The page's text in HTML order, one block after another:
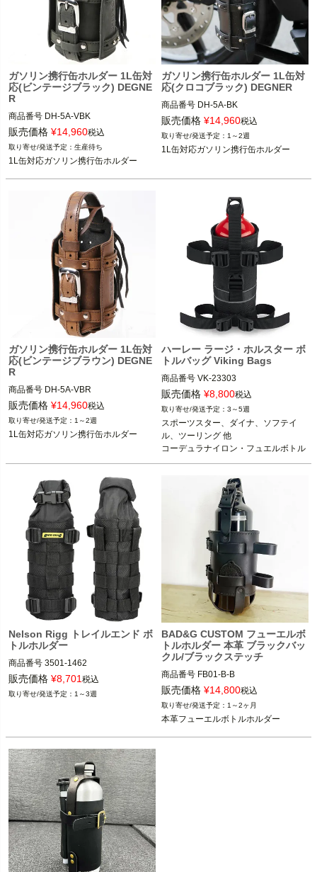
ガソリン携行缶ホルダー 1L缶対
応(ビンテージブラック) DEGNE
R
商品番号 DH-5A-VBK
販売価格 ¥14,960税込
生産待ち
1L缶対応ガソリン携行缶ホルダー
ガソリン携行缶ホルダー 1L缶対
応(クロコブラック) DEGNER
商品番号 DH-5A-BK
販売価格 ¥14,960税込
1～2週
1L缶対応ガソリン携行缶ホルダー
ガソリン携行缶ホルダー 1L缶対
応(ビンテージブラウン) DEGNE
R
商品番号 DH-5A-VBR
販売価格 ¥14,960税込
1～2週
1L缶対応ガソリン携行缶ホルダー
ハーレー ラージ・ホルスター ボ
トルバッグ Viking Bags
商品番号 VK-23303
M型番：23303
販売価格 ¥8,800税込
3～5週
スポーツスター、ダイナ、ソフテイ
ル、ツーリング 他
コーデュラナイロン・フュエルボトル
Nelson Rigg トレイルエンド ボ
トルホルダー
商品番号 3501-1462
M型番：RG-1060
販売価格 ¥8,701 税込
1～3週
BAD&G CUSTOM フューエルボ
トルホルダー 本革 ブラックバッ
クル/ブラックステッチ
商品番号 FB01-B-B
BAD&G CUSTOM（バッド＆Gカスタ
ム）
販売価格 ¥14,800税込
1～2ヶ月
本革フューエルボトルホルダー